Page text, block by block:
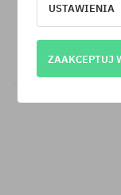
USTAWIENIA
ZAAKCEPTUJ